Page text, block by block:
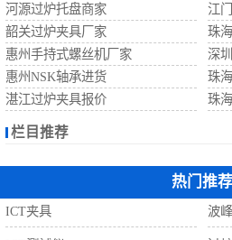
河源过炉托盘商家
江
韶关过炉夹具厂家
珠
惠州手持式螺丝机厂家
深
惠州NSK轴承进货
珠
湛江过炉夹具报价
珠
栏目推荐
热门推荐
ICT夹具 波